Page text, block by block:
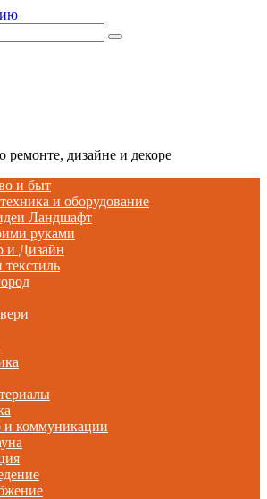
ремонте, дизайне и декоре
и быт
и оборудование
Ландшафт
руками
и Дизайн
и коммуникации